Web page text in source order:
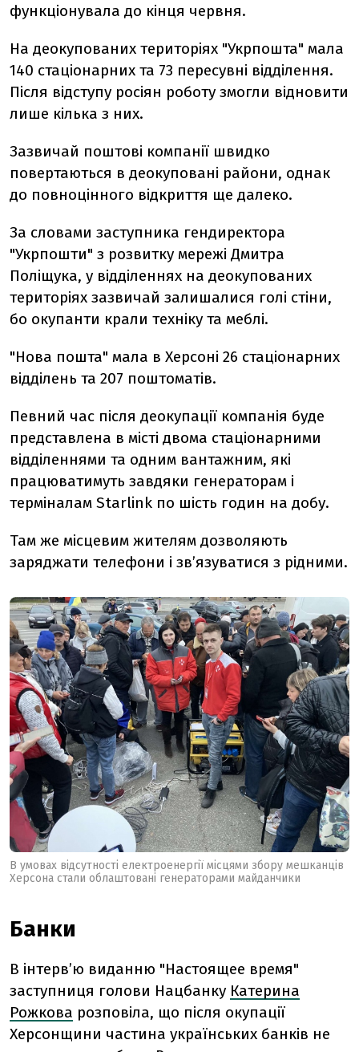
функціонувала до кінця червня.
На деокупованих територіях "Укрпошта" мала
140 стаціонарних та 73 пересувні відділення.
Після відступу росіян роботу змогли відновити
лише кілька з них.
Зазвичай поштові компанії швидко
повертаються в деокуповані райони, однак
до повноцінного відкриття ще далеко.
За словами заступника гендиректора
"Укрпошти" з розвитку мережі Дмитра
Поліщука, у відділеннях на деокупованих
територіях зазвичай залишалися голі стіни,
бо окупанти крали техніку та меблі.
"Нова пошта" мала в Херсоні 26 стаціонарних
відділень та 207 поштоматів.
Певний час після деокупації компанія буде
представлена в місті двома стаціонарними
відділеннями та одним вантажним, які
працюватимуть завдяки генераторам і
терміналам Starlink по шість годин на добу.
Там же місцевим жителям дозволяють
заряджати телефони і зв’язуватися з рідними.
В умовах відсутності електроенергії місцями збору мешканців
Херсона стали облаштовані генераторами майданчики
Банки
В інтерв’ю виданню "Настоящее время"
заступниця голови Нацбанку Катерина
Рожкова розповіла, що після окупації
Херсонщини частина українських банків не